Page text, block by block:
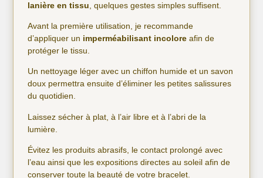
lanière en tissu , quelques gestes simples suffisent.
Avant la première utilisation, je recommande
d’appliquer un imperméabilisant incolore afin de
protéger le tissu.
Un nettoyage léger avec un chiffon humide et un savon
doux permettra ensuite d’éliminer les petites salissures
du quotidien.
Laissez sécher à plat, à l’air libre et à l’abri de la
lumière.
Évitez les produits abrasifs, le contact prolongé avec
l’eau ainsi que les expositions directes au soleil afin de
conserver toute la beauté de votre bracelet.